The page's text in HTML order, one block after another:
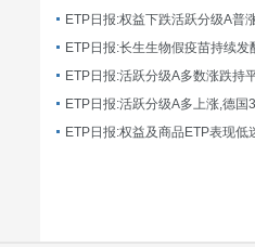
ETP日报:长生生物假疫苗持续发
ETP日报:活跃分级A多数涨跌持
ETP日报:活跃分级A多上涨,德国